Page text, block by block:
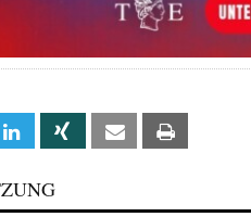
Linkedin Xing Email